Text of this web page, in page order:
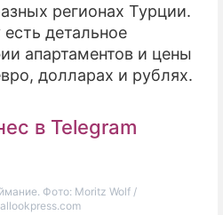
регионах Турции.
детальное
апартаментов и цены
долларах и рублях.
в Telegram
Фото: Moritz Wolf /